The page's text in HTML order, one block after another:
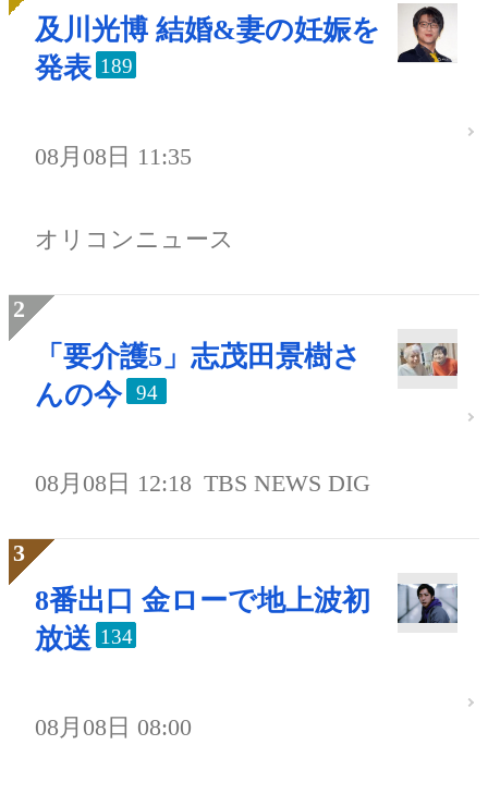
及川光博 結婚&妻の妊娠を
発表 189
08月08日 11:35
オリコンニュース
「要介護5」志茂田景樹さ
んの今
94
08月08日 12:18 TBS NEWS DIG
8番出口 金ローで地上波初
放送 134
08月08日 08:00